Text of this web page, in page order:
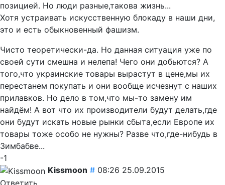
позицией. Но люди разные,такова жизнь...
Хотя устраивать искусственную блокаду в наши дни,
это и есть обыкновенный фашизм.
Чисто теоретически-да. Но данная ситуация уже по
своей сути смешна и нелепа! Чего они добьются? А
того,что украинские товары вырастут в цене,мы их
перестанем покупать и они вообще исчезнут с наших
прилавков. Но дело в том,что мы-то замену им
найдём! А вот что их производители будут делать,где
они будут искать новые рынки сбыта,если Европе их
товары тоже особо не нужны? Разве что,где-нибудь в
Зимбабве...
-1
Kissmoon # 08:26 25.09.2015